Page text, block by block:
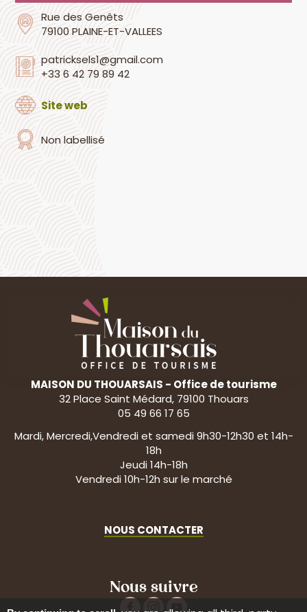
Rue des Genêts
79100 PLAINE-ET-VALLEES
patricksels1@gmail.com
+33 6 42 79 89 42
Site web
Non labellisé
MAISON DU THOUARSAIS - Office de tourisme
32 Place Saint Médard, 79100 Thouars
05 49 66 17 65
Mardi, Mercredi,Vendredi et samedi 9h30-12h30 et 14h-
18h
Jeudi 14h-18h
Vendredi 10h-12h sur le marché
NOUS CONTACTER
Nous suivre